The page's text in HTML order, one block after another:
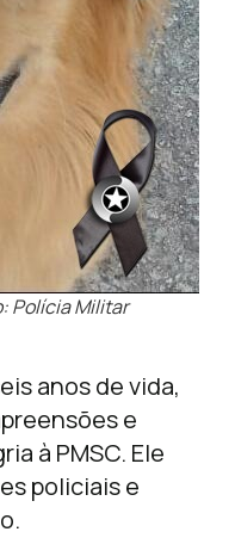
Militar
anos de vida,
e
à PMSC. Ele
policiais e